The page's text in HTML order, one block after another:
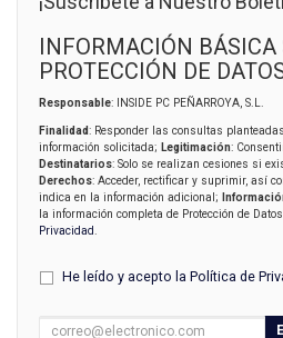
INFORMACIÓN BÁSICA
PROTECCIÓN DE
Responsable: INSIDE PC PEÑARROYA, S.L.
Finalidad: Responder las consultas
información solicitada; Legitimación:
Destinatarios: Solo se realizan cesiones si
Derechos: Acceder, rectificar y suprimir, así
indica en la información adicional;
la información completa de Protección de
Privacidad
He leído y acepto la Política de